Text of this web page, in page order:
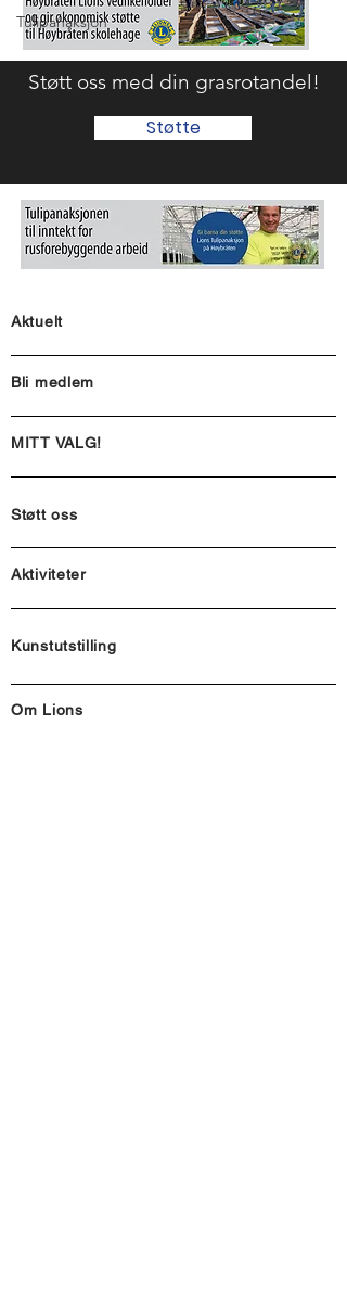
Tulipanaksjon
Støtt oss med din grasrotandel!
Støtte
Aktuelt
Bli medlem
MITT VALG!
Støtt oss
Aktiviteter
Kunstutstilling
Om Lions